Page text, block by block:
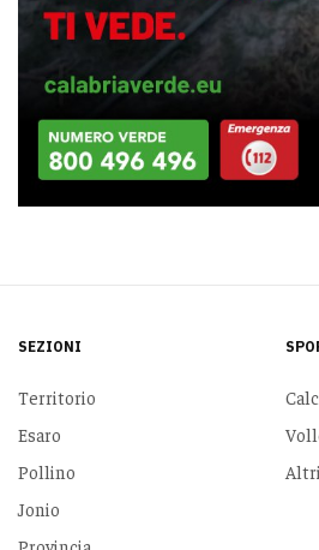
SEZIONI
Territorio
Esaro
Pollino
Jonio
Provincia